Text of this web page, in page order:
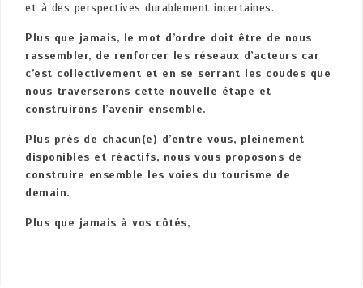
et à des perspectives durablement incertaines.
Plus que jamais, le mot d’ordre doit être de nous
rassembler, de renforcer les réseaux d’acteurs car
c’est collectivement et en se serrant les coudes que
nous traverserons cette nouvelle étape et
construirons l’avenir ensemble.
Plus près de chacun(e) d’entre vous, pleinement
disponibles et réactifs, nous vous proposons de
construire ensemble les voies du tourisme de
demain.
Plus que jamais à vos côtés,